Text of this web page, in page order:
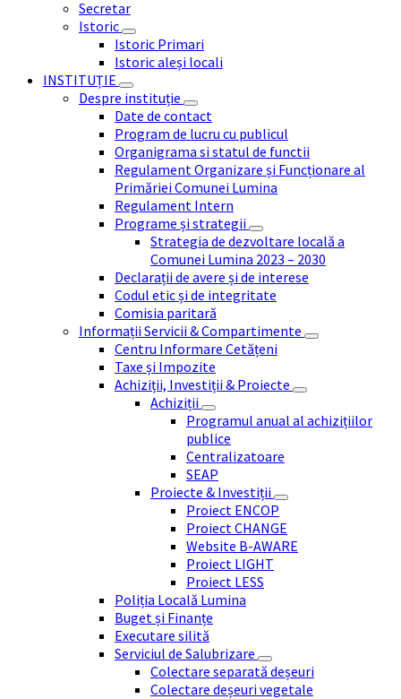
Secretar
Istoric
Istoric Primari
Istoric aleși locali
INSTITUȚIE
Despre instituție
Date de contact
Program de lucru cu publicul
Organigrama si statul de functii
Regulament Organizare și Funcționare al
Primăriei Comunei Lumina
Regulament Intern
Programe și strategii
Strategia de dezvoltare locală a
Comunei Lumina 2023 – 2030
Declarații de avere și de interese
Codul etic și de integritate
Comisia paritară
Informații Servicii & Compartimente
Centru Informare Cetățeni
Taxe și Impozite
Achiziții, Investiții & Proiecte
Achiziții
Programul anual al achizițiilor
publice
Centralizatoare
SEAP
Proiecte & Investiții
Proiect ENCOP
Proiect CHANGE
Website B-AWARE
Proiect LIGHT
Proiect LESS
Poliția Locală Lumina
Buget și Finanțe
Executare silită
Serviciul de Salubrizare
Colectare separată deșeuri
Colectare deșeuri vegetale